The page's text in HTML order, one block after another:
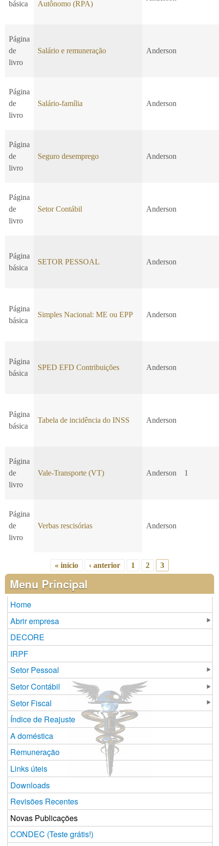
básica
Autônomo (RPA)
Página
de
livro
Salário e remuneração Anderson
Página
de
livro
Salário-família Anderson
Página
de
livro
Seguro desemprego Anderson
Página
de
livro
Setor Contábil Anderson
Página
básica
SETOR PESSOAL Anderson
Página
básica
Simples Nacional: ME ou EPP Anderson
Página
básica
SPED EFD Contribuições Anderson
Página
básica
Tabela de incidência do INSS Anderson
Página
de
livro
Vale-Transporte (VT) Anderson 1
Página
de
livro
Verbas rescisórias Anderson
Páginas
« início ‹ anterior 1 2 3
Menu Principal
Home
Abrir empresa
DECORE
IRPF
Setor Pessoal
Setor Contábil
Setor Fiscal
Índice de Reajuste
A doméstica
Remuneração
Links úteis
Downloads
Revisões Recentes
Novas Publicações
CONDEC (Teste grátis!)